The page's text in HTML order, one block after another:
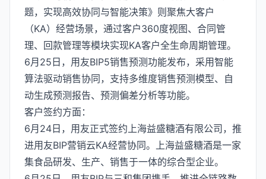
题，实现高效协同与智能决策》则聚焦大客户
（KA）经营场景，通过客户360度视图、合同管
理、回款管理等模块实现KA客户全生命周期管理。
6月25日，用友BIP5销售预测功能发布，采用智能
算法驱动销售协同，支持多维度销售预测模型、自
动生成预测报告、预测偏差分析等功能。
客户签约方面：
6月24日，用友正式签约上海益盛糖酒有限公司，推
进用友BIP营销云KA经营协同。上海益盛糖酒是一家
集食品研发、生产、销售于一体的综合型企业。